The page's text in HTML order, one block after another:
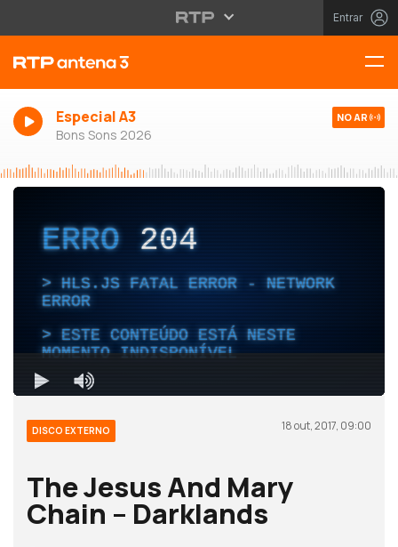
Entrar
Especial A3
Bons Sons 2026
NO AR
DISCO EXTERNO 18 out, 2017, 09:00
The Jesus And Mary
Chain – Darklands